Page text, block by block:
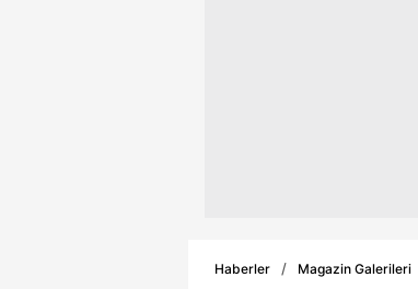
Haberler Magazin Galerileri